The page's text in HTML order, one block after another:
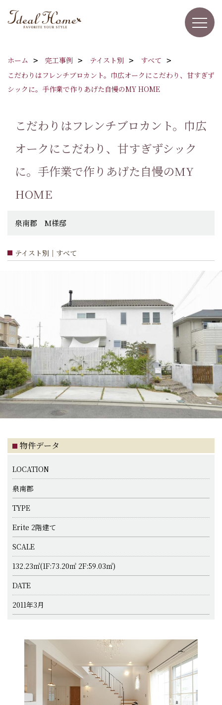
ホーム 完工事例 テイスト別
すべて
こだわりはフレンチブロカント。巾広オークにこだわり、甘すぎず
シックに。手作業で作りあげた自慢のMY HOME
こだわりはフレンチブロカント。巾広
オークにこだわり、甘すぎずシック
に。手作業で作りあげた自慢のMY
HOME
泉南郡 M様邸
テイスト別｜すべて
物件データ
LOCATION
泉南郡
TYPE
Erite 2階建て
SCALE
132.23㎡(1F:73.20㎡ 2F:59.03㎡)
DATE
2011年3月